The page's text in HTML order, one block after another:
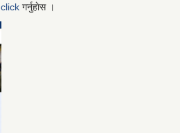
click गर्नुहाेस ।